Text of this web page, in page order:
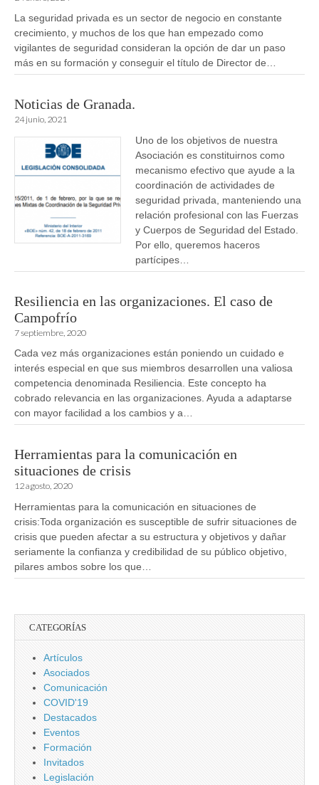
La seguridad privada es un sector de negocio en constante
crecimiento, y muchos de los que han empezado como
vigilantes de seguridad consideran la opción de dar un paso
más en su formación y conseguir el título de Director de…
Noticias de Granada.
24 junio, 2021
Uno de los objetivos de nuestra
Asociación es constituirnos como
mecanismo efectivo que ayude a la
coordinación de actividades de
seguridad privada, manteniendo una
relación profesional con las Fuerzas
y Cuerpos de Seguridad del Estado.
Por ello, queremos haceros
partícipes…
Resiliencia en las organizaciones. El caso de
Campofrío
7 septiembre, 2020
Cada vez más organizaciones están poniendo un cuidado e
interés especial en que sus miembros desarrollen una valiosa
competencia denominada Resiliencia. Este concepto ha
cobrado relevancia en las organizaciones. Ayuda a adaptarse
con mayor facilidad a los cambios y a…
Herramientas para la comunicación en
situaciones de crisis
12 agosto, 2020
Herramientas para la comunicación en situaciones de
crisis:Toda organización es susceptible de sufrir situaciones de
crisis que pueden afectar a su estructura y objetivos y dañar
seriamente la confianza y credibilidad de su público objetivo,
pilares ambos sobre los que…
CATEGORÍAS
Artículos
Asociados
Comunicación
COVID'19
Destacados
Eventos
Formación
Invitados
Legislación